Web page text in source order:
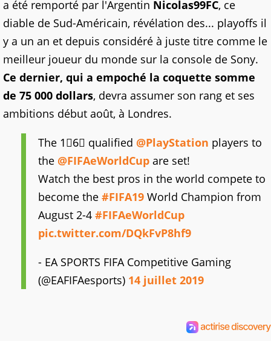
a été remporté par l'Argentin Nicolas99FC, ce
diable de Sud-Américain, révélation des... playoffs il
y a un an et depuis considéré à juste titre comme le
meilleur joueur du monde sur la console de Sony.
Ce dernier, qui a empoché la coquette somme
de 75 000 dollars, devra assumer son rang et ses
ambitions début août, à Londres.
The 1⃣6⃣ qualified @PlayStation players to
the @FIFAeWorldCup are set!
Watch the best pros in the world compete to
become the #FIFA19 World Champion from
August 2-4 #FIFAeWorldCup
pic.twitter.com/DQkFvP8hf9
- EA SPORTS FIFA Competitive Gaming
(@EAFIFAesports) 14 juillet 2019